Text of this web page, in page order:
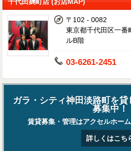
〒102 - 0082
東京都千代田区一番
ルB階
03-6261-2451
ガラ・シティ神田淡路町を
募集中！
賃貸募集・管理はアクセルホー
詳しくはこち